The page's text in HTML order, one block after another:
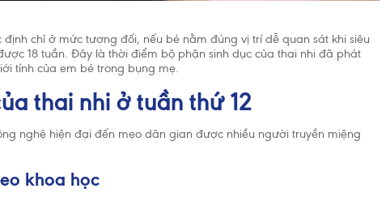
chỉ ở mức tương đối, nếu bé nằm đúng vị trí dễ quan sát khi siêu
18 tuần. Đây là thời điểm bộ phận sinh dục của thai nhi đã phát
tính của em bé trong bụng mẹ.
thai nhi ở tuần thứ 12
nghệ hiện đại đến mẹo dân gian được nhiều người truyền miệng
khoa học